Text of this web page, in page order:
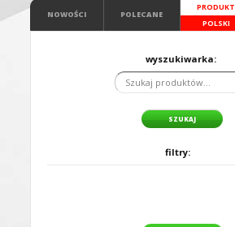
NOWOŚCI POLECANE
PRODUKT
POLSKI
wyszukiwarka:
filtry: